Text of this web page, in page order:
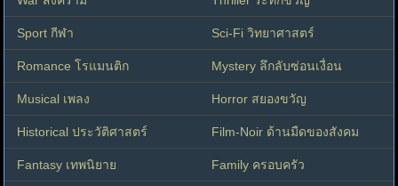
Sport กีฬา Sci-Fi วิทยาศาสตร์
Romance โรแมนติก Mystery ลึกลับซ่อนเงื่อน
Musical เพลง Horror สยองขวัญ
Historical ประวัติศาสตร์ Film-Noir ด้านมืดของสังคม
Fantasy เทพนิยาย Family ครอบครัว